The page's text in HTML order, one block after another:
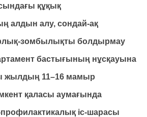
құқық
алдын алу, сондай-ақ
зомбылықты болдырмау
бастығының нұсқауына
жылдың 11–16 мамыр
қаласы аумағында
іс-шарасы